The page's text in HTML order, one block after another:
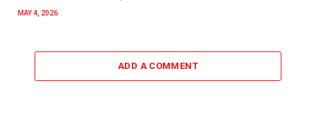
MAY 4, 2026
ADD A COMMENT